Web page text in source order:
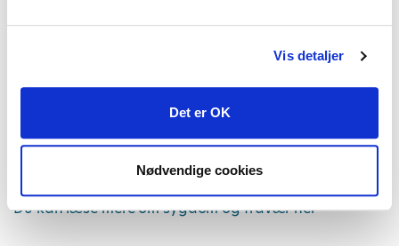
Vis detaljer
Det er OK
Nødvendige cookies
krav på løn under sygdom.
Har du spørgsmål, er du altid velkommen til at
kontakte os på alle hverdage mellem kl. 9-15 på tlf.
Du kan læse mere om sygdom og fravær her